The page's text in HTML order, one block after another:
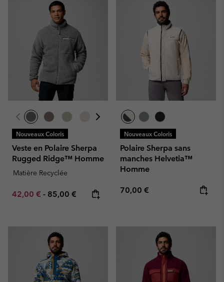
Nouveaux Coloris
Veste en Polaire Sherpa
Rugged Ridge™ Homme
Matière Recyclée
Minimum sale price:
42,00 € - Maximum price:
85,00 €
Nouveaux Coloris
Polaire Sherpa sans
manches Helvetia™
Homme
Regular price:
70,00 €